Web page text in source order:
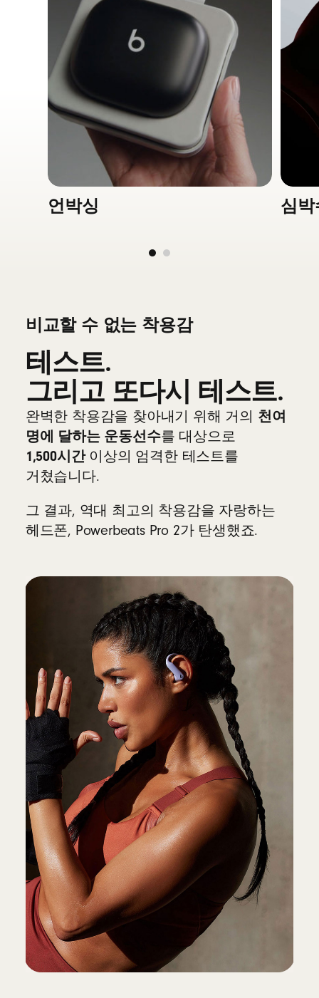
폼 팩터: 인이어
니켈-티타늄 합금으로 강화된 이어후크
땀과 수분을 막아주는 IPX4 방수 등급
사양:
두께: (케이스) 7.5cm/3.0in (이어버드)
4.5cm/1.8in
두께: (케이스) 6.6cm/2.6in (이어버드)
4.1cm/1.6in
너비: (케이스) 3.4cm/1.3in (이어버드)
2.4cm/0.9in
운동 중 실시간 운동 퍼포먼스 데이터를
제공하는 심박수 모니터링 센서
호환되는 피트니스 앱과 피트니스
장비에서 실시간으로 매끄럽게 연동
심박수 모니터링은 선택적 기능으로
비활성화 가능
운동 중 심박수 모니터링 더 알아보기
호환성
Apple
Apple H2 칩 탑재
핸즈프리 Siri, 나의 찾기 등의 기능을
지원하여 Apple 기기와의 완벽한
호환성을 제공8
안드로이드
안드로이드용 Beats 앱을 통해 원터치
페어링, 심박수 모니터링, 맞춤형 컨트롤,
배터리 상태 위젯, 나의 Beats 찾기 기능
사용 가능9
연결성
Class 1 Wireless Bluetooth®
음성 분리 기술이 통화 도중 배경 소음을
줄이고 사용자의 음성을 분리해
선명하게 처리
배터리
한 번의 충전으로 배터리 최대 45시간
사용, 최대 10시간 이어버드 연속 재생
5분 충전으로 최대 1.5시간 재생
언박싱 심
비교할 수 없는 착용감
테스트.
그리고 또다시 테스트.
완벽한 착용감을 찾아내기 위해 거의 천여
명에 달하는 운동선수를 대상으로
1,500시간이상의 엄격한 테스트를
거쳤습니다.
그 결과, 역대 최고의 착용감을 자랑하는
헤드폰, Powerbeats Pro 2가 탄생했죠.